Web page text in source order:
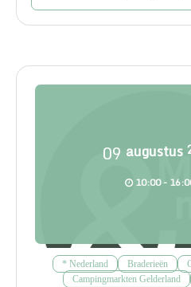
09 augustus
10:00 -
* Nederland Braderieën
Campingmarkten Gelderland